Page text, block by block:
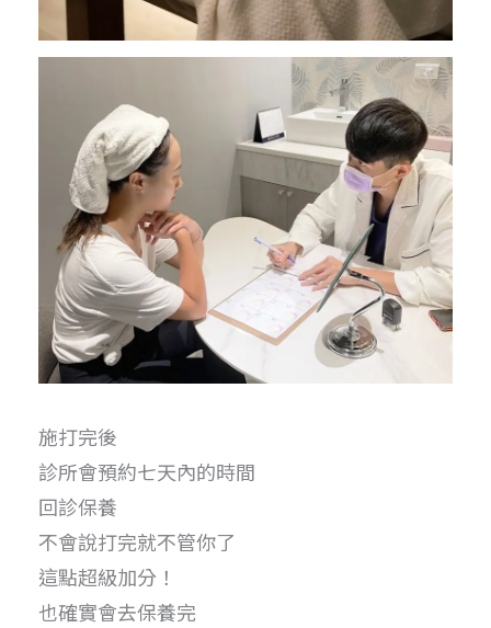
施打完後
診所會預約七天內的時間
回診保養
不會說打完就不管你了
這點超級加分！
也確實會去保養完